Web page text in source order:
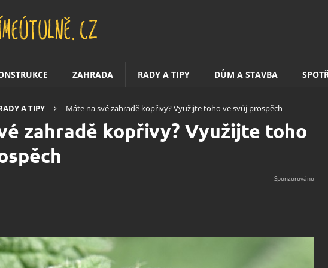
ZAHRADA RADY A TIPY DŮM A STAVBA
A TIPY Máte na své zahradě kopřivy? Využijte toho ve svůj prospěch
zahradě kopřivy? Využijte toho